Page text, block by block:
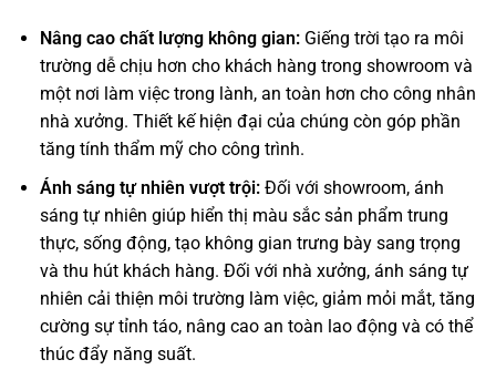
Nâng cao chất lượng không gian:Giếng trời tạo ra môi
trường dễ chịu hơn cho khách hàng trong showroom và
một nơi làm việc trong lành, an toàn hơn cho công nhân
nhà xưởng. Thiết kế hiện đại của chúng còn góp phần
tăng tính thẩm mỹ cho công trình.
Ánh sáng tự nhiên vượt trội:Đối với showroom, ánh
sáng tự nhiên giúp hiển thị màu sắc sản phẩm trung
thực, sống động, tạo không gian trưng bày sang trọng
và thu hút khách hàng. Đối với nhà xưởng, ánh sáng tự
nhiên cải thiện môi trường làm việc, giảm mỏi mắt, tăng
cường sự tỉnh táo, nâng cao an toàn lao động và có thể
thúc đẩy năng suất.